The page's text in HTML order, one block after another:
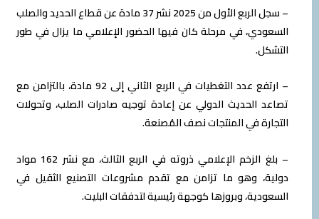
– سجل الربع الأول من 2025 نشر 37 مادة عن قطاع الحديد والصلب
السعودي، في مرحلة كان فيها الحضور الإعلامي ما يزال في طور
التشكل.
– ارتفع عدد التغطيات في الربع الثاني إلى 92 مادة، بالتزامن مع
تصاعد الحديث الدولي عن إعادة توجيه صادرات الصلب، وتحولات
التجارة في المنتجات نصف المُصنعة.
– بلغ الزخم الإعلامي ذروته في الربع الثالث، مع نشر 162 مواد
دولية، وهو ما تزامن مع تقدم مشروعات التصنيع الثقيل في
السعودية، وبروزها كوجهة رئيسية لتدفقات البليت.